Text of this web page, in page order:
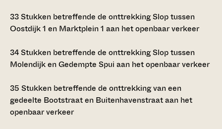
33Stukken betreffende de onttrekking Slop tussen
Oostdijk 1 en Marktplein 1 aan het openbaar verkeer
34Stukken betreffende de onttrekking Slop tussen
Molendijk en Gedempte Spui aan het openbaar verkeer
35 Stukken betreffende de onttrekking van een
gedeelte Bootstraat en Buitenhavenstraat aan het
openbaar verkeer